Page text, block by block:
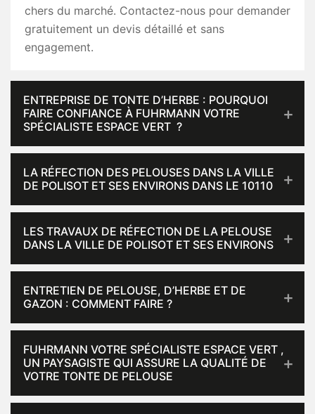
chers du marché. Contactez-nous pour demander
gratuitement un devis détaillé et sans
engagement.
ENTREPRISE DE TONTE D’HERBE : POURQUOI
FAIRE CONFIANCE À FUHRMANN VOTRE
SPÉCIALISTE ESPACE VERT ?
LA RÉFECTION DES PELOUSES DANS LA VILLE
DE POLISOT ET SES ENVIRONS DANS LE 10110
LES TRAVAUX DE RÉFECTION DE LA PELOUSE
DANS LA VILLE DE POLISOT ET SES ENVIRONS
ENTRETIEN DE PELOUSE, D’HERBE ET DE
GAZON : COMMENT FAIRE ?
FUHRMANN VOTRE SPÉCIALISTE ESPACE VERT ,
UN PAYSAGISTE QUI ASSURE LA QUALITÉ DE
VOTRE TONTE DE PELOUSE